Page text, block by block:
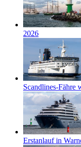
2026
Scandlines-Fähre
Erstanlauf in